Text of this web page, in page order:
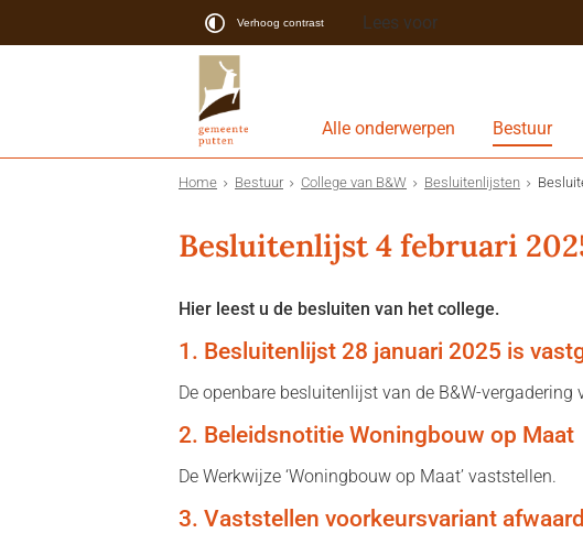
Verhoog contrast Lees voor
Alle onderwerpen Bestuur
Home Bestuur College van B&W Besluitenlijsten
Besluitenlijst 4 februari
Hier leest u de besluiten van het college.
1. Besluitenlijst 28 januari 2025 is
De openbare besluitenlijst van de B&W-
2. Beleidsnotitie Woningbouw op Maat
De Werkwijze ‘Woningbouw op Maat’ vaststellen.
3. Vaststellen voorkeursvariant